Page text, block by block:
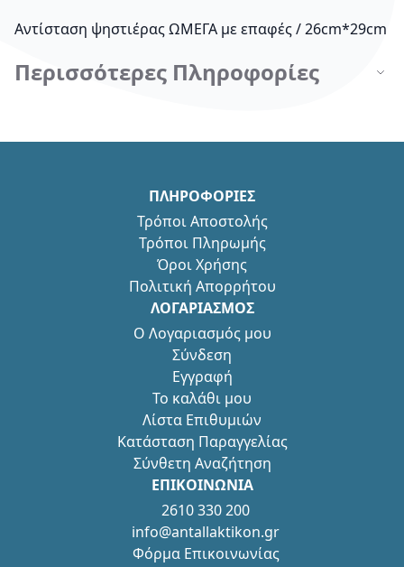
Αντίσταση ψηστιέρας ΩΜΕΓΑ με επαφές / 26cm*29cm
Περισσότερες Πληροφορίες
ΠΛΗΡΟΦΟΡΙΕΣ
Τρόποι Αποστολής
Τρόποι Πληρωμής
Όροι Χρήσης
Πολιτική Απορρήτου
ΛΟΓΑΡΙΑΣΜΟΣ
Ο Λογαριασμός μου
Σύνδεση
Εγγραφή
Το καλάθι μου
Λίστα Επιθυμιών
Κατάσταση Παραγγελίας
Σύνθετη Αναζήτηση
ΕΠΙΚΟΙΝΩΝΙΑ
2610 330 200
info@antallaktikon.gr
Φόρμα Επικοινωνίας